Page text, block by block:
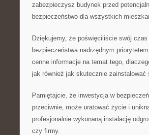
zabezpieczysz budynek przed
bezpieczeństwo dla⁢ wszystkich
Dziękujemy, że poświęciliście‌ swój
bezpieczeństwa nadrzędnym⁣
cenne informacje na temat tego,
jak ⁤również jak skutecznie zainstalować
Pamiętajcie, że inwestycja w
przeciwnie, może uratować życie i
profesjonalnie wykonaną instalację
czy firmy.